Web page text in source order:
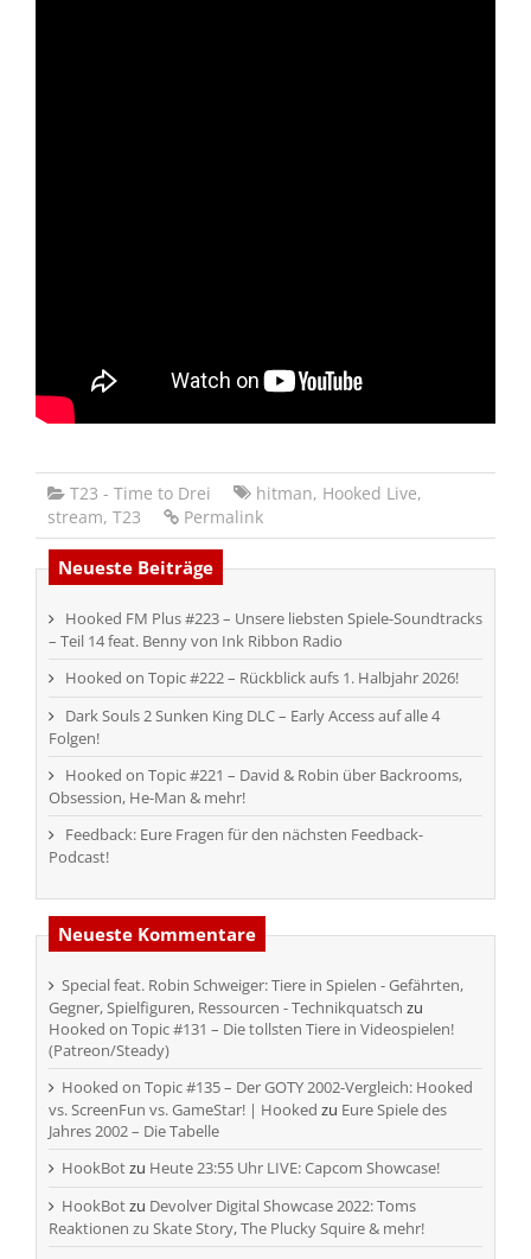
T23 - Time to Drei hitman, Hooked Live,
stream, T23 Permalink
Neueste Beiträge
Hooked FM Plus #223 – Unsere liebsten Spiele-Soundtracks
– Teil 14 feat. Benny von Ink Ribbon Radio
Hooked on Topic #222 – Rückblick aufs 1. Halbjahr 2026!
Dark Souls 2 Sunken King DLC – Early Access auf alle 4
Folgen!
Hooked on Topic #221 – David & Robin über Backrooms,
Obsession, He-Man & mehr!
Feedback: Eure Fragen für den nächsten Feedback-
Podcast!
Neueste Kommentare
Special feat. Robin Schweiger: Tiere in Spielen - Gefährten,
Gegner, Spielfiguren, Ressourcen - Technikquatsch zu
Hooked on Topic #131 – Die tollsten Tiere in Videospielen!
(Patreon/Steady)
Hooked on Topic #135 – Der GOTY 2002-Vergleich: Hooked
vs. ScreenFun vs. GameStar! | Hooked zu Eure Spiele des
Jahres 2002 – Die Tabelle
HookBotzu Heute 23:55 Uhr LIVE: Capcom Showcase!
HookBotzu Devolver Digital Showcase 2022: Toms
Reaktionen zu Skate Story, The Plucky Squire & mehr!